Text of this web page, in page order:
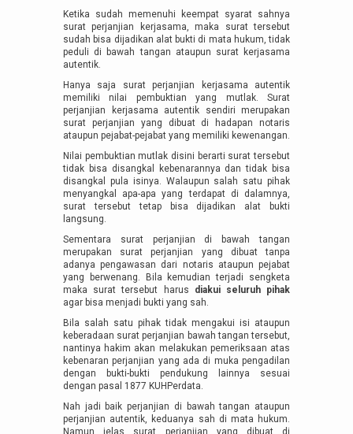
Ketika sudah memenuhi keempat syarat sahnya
surat perjanjian kerjasama, maka surat tersebut
sudah bisa dijadikan alat bukti di mata hukum, tidak
peduli di bawah tangan ataupun surat kerjasama
autentik.
Hanya saja surat perjanjian kerjasama autentik
memiliki nilai pembuktian yang mutlak. Surat
perjanjian kerjasama autentik sendiri merupakan
surat perjanjian yang dibuat di hadapan notaris
ataupun pejabat-pejabat yang memiliki kewenangan.
Nilai pembuktian mutlak disini berarti surat tersebut
tidak bisa disangkal kebenarannya dan tidak bisa
disangkal pula isinya. Walaupun salah satu pihak
menyangkal apa-apa yang terdapat di dalamnya,
surat tersebut tetap bisa dijadikan alat bukti
langsung.
Sementara surat perjanjian di bawah tangan
merupakan surat perjanjian yang dibuat tanpa
adanya pengawasan dari notaris ataupun pejabat
yang berwenang. Bila kemudian terjadi sengketa
maka surat tersebut harus diakui seluruh pihak
agar bisa menjadi bukti yang sah.
Bila salah satu pihak tidak mengakui isi ataupun
keberadaan surat perjanjian bawah tangan tersebut,
nantinya hakim akan melakukan pemeriksaan atas
kebenaran perjanjian yang ada di muka pengadilan
dengan bukti-bukti pendukung lainnya sesuai
dengan pasal 1877 KUHPerdata.
Nah jadi baik perjanjian di bawah tangan ataupun
perjanjian autentik, keduanya sah di mata hukum.
Namun jelas surat perjanjian yang dibuat di